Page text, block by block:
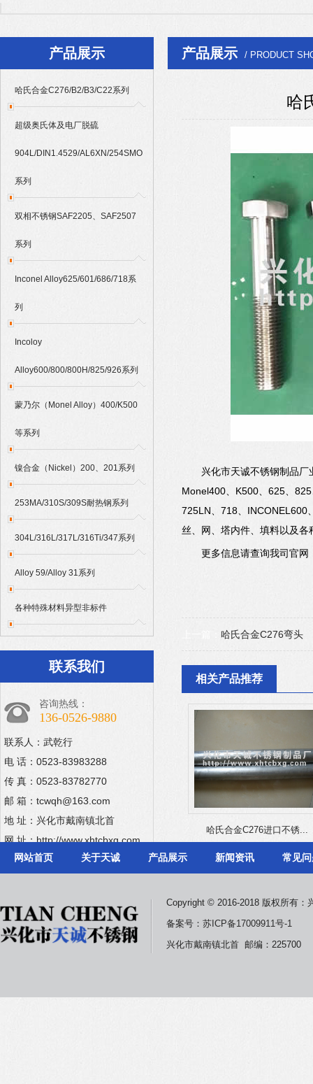
Alloy625/601/686/718系列
产品展示
哈氏合金C276/B2/B3/C22系列
超级奥氏体及电厂脱硫
904L/DIN1.4529/AL6XN/254SMO
系列
双相不锈钢SAF2205、SAF2507
系列
Inconel Alloy625/601/686/718系
列
Incoloy
Alloy600/800/800H/825/926系列
蒙乃尔（Monel Alloy）400/K500
等系列
镍合金（Nickel）200、201系列
253MA/310S/309S耐热钢系列
304L/316L/317L/316Ti/347系列
Alloy 59/Alloy 31系列
各种特殊材料异型非标件
联系我们
咨询热线：
136-0526-9880
联系人：武乾行
电 话：0523-83983288
传 真：0523-83782770
邮 箱：tcwqh@163.com
地 址：兴化市戴南镇北首
网 址：http://www.xhtcbxg.com
产品展示 / PRODUCT
哈
兴化市天诚不锈钢制品
Monel400、K500、625、
725LN、718、INCONEL600
丝、网、塔内件、填料以及
更多信息请查询我司官网
哈氏合金C276弯头
相关产品推荐
哈氏合金C276进口不锈...
网站首页 关于天诚 产品展示 新闻资讯 常见
Copyright © 2016-2018 版权所有：
备案号：苏ICP备17009911号-1
兴化市戴南镇北首 邮编：225700